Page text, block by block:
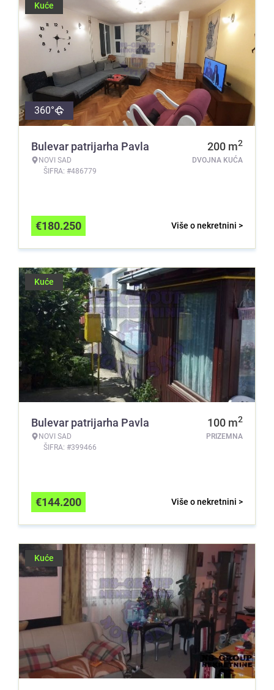
Kuće
360°
Bulevar patrijarha Pavla
NOVI SAD
ŠIFRA: #486779
200 m2
DVOJNA KUĆA
Više o nekretnini >
€180.250
Kuće
Bulevar patrijarha Pavla
NOVI SAD
ŠIFRA: #399466
100 m2
PRIZEMNA
Više o nekretnini >
€144.200
Kuće